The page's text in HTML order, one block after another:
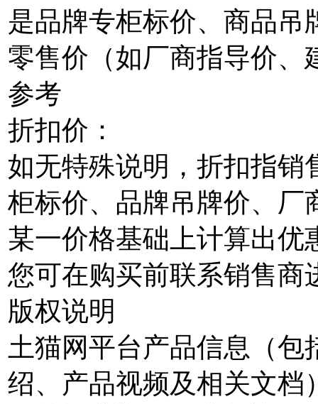
是品牌专柜标价、商品吊
零售价（如厂商指导价、
参考
折扣价：
如无特殊说明，折扣指销
柜标价、品牌吊牌价、厂
某一价格基础上计算出优
您可在购买前联系销售商
版权说明
土猫网平台产品信息（
绍、产品视频及相关文档